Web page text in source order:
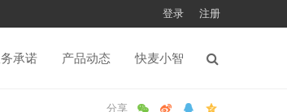
登录 注册
承诺 产品动态 快麦小智